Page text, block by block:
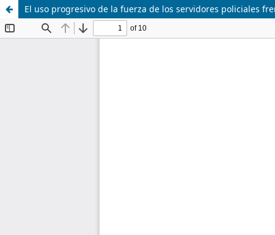
El uso progresivo de la fuerza de los servidores policiales